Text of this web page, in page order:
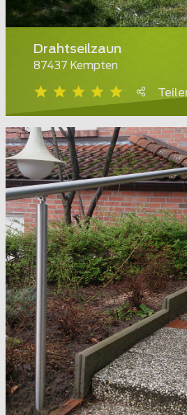
Drahtseilzaun
87437 Kempten